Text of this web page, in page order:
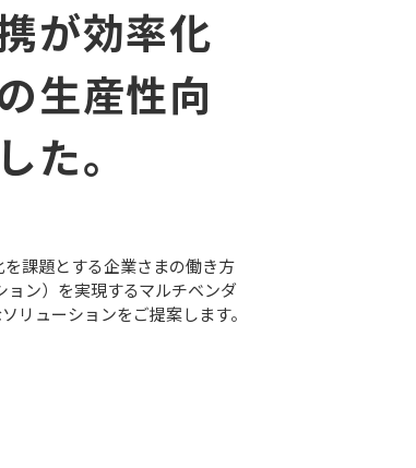
が効率化
生産性向
た。
課題とする企業さまの働き方
ン）を実現するマルチベンダ
リューションをご提案します。